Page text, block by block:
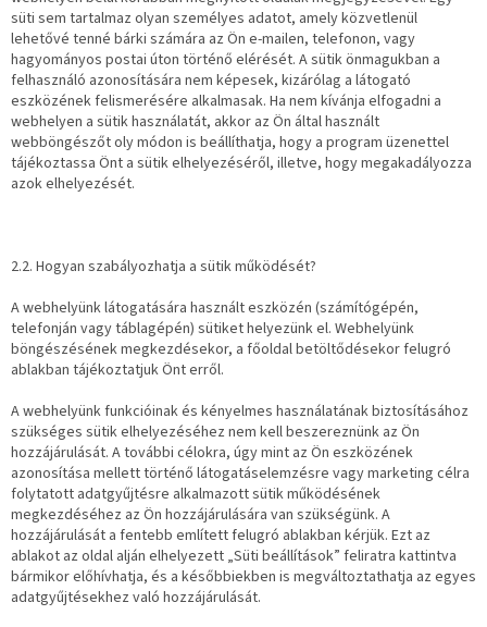
süti sem tartalmaz olyan személyes adatot, amely közvetlenül
lehetővé tenné bárki számára az Ön e-mailen, telefonon, vagy
hagyományos postai úton történő elérését. A sütik önmagukban a
felhasználó azonosítására nem képesek, kizárólag a látogató
eszközének felismerésére alkalmasak. Ha nem kívánja elfogadni a
webhelyen a sütik használatát, akkor az Ön által használt
webböngészőt oly módon is beállíthatja, hogy a program üzenettel
tájékoztassa Önt a sütik elhelyezéséről, illetve, hogy megakadályozza
azok elhelyezését.
2.2. Hogyan szabályozhatja a sütik működését?
A webhelyünk látogatására használt eszközén (számítógépén,
telefonján vagy táblagépén) sütiket helyezünk el. Webhelyünk
böngészésének megkezdésekor, a főoldal betöltődésekor felugró
ablakban tájékoztatjuk Önt erről.
A webhelyünk funkcióinak és kényelmes használatának biztosításához
szükséges sütik elhelyezéséhez nem kell beszereznünk az Ön
hozzájárulását. A további célokra, úgy mint az Ön eszközének
azonosítása mellett történő látogatáselemzésre vagy marketing célra
folytatott adatgyűjtésre alkalmazott sütik működésének
megkezdéséhez az Ön hozzájárulására van szükségünk. A
hozzájárulását a fentebb említett felugró ablakban kérjük. Ezt az
ablakot az oldal alján elhelyezett „Süti beállítások” feliratra kattintva
bármikor előhívhatja, és a későbbiekben is megváltoztathatja az egyes
adatgyűjtésekhez való hozzájárulását.